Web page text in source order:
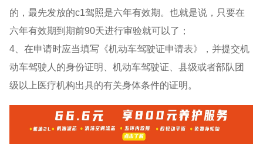
的，最先发放的c1驾照是六年有效期。也就是说，只要在
六年有效期到期前90天进行审验就可以了；
4、在申请时应当填写《机动车驾驶证申请表》，并提交机
动车驾驶人的身份证明、机动车驾驶证、县级或者部队团
级以上医疗机构出具的有关身体条件的证明。